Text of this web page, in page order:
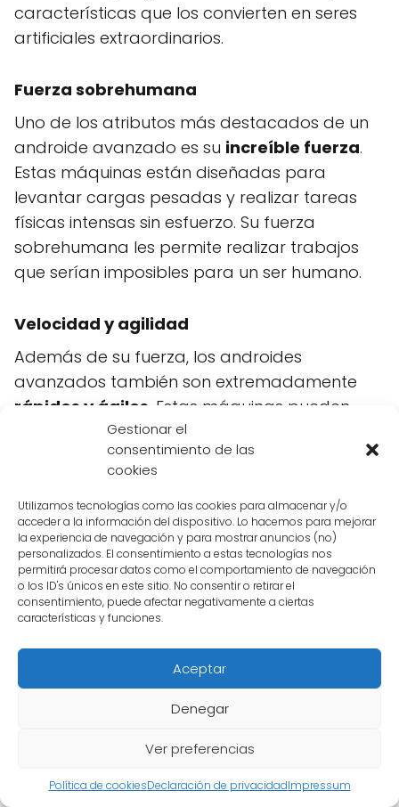
Gestionar el
consentimiento de las
cookies
Utilizamos tecnologías como las cookies para almacenar y/o
acceder a la información del dispositivo. Lo hacemos para mejorar
la experiencia de navegación y para mostrar anuncios (no)
personalizados. El consentimiento a estas tecnologías nos
permitirá procesar datos como el comportamiento de navegación
o los ID's únicos en este sitio. No consentir o retirar el
consentimiento, puede afectar negativamente a ciertas
características y funciones.
Aceptar
Denegar
Ver preferencias
Política de cookiesDeclaración de privacidadImpressum
características que los convierten en seres
artificiales extraordinarios.
Fuerza sobrehumana
Uno de los atributos más destacados de un
androide avanzado es su increíble fuerza.
Estas máquinas están diseñadas para
levantar cargas pesadas y realizar tareas
físicas intensas sin esfuerzo. Su fuerza
sobrehumana les permite realizar trabajos
que serían imposibles para un ser humano.
Velocidad y agilidad
Además de su fuerza, los androides
avanzados también son extremadamente
rápidos y ágiles . Estas máquinas pueden
moverse con una velocidad y precisión
asombrosas, lo que les permite reaccionar
rápidamente a su entorno y realizar
movimientos sofisticados.
Resistencia y durabilidad
Los androides avanzados están construidos
con materiales resistentes y duraderos que
resistir daños. Estas máquinas pueden
funcionar durante largos períodos de tiempo
sin fatiga ni desgaste, lo que las hace ideales
para realizar tareas físicas intensivas y de